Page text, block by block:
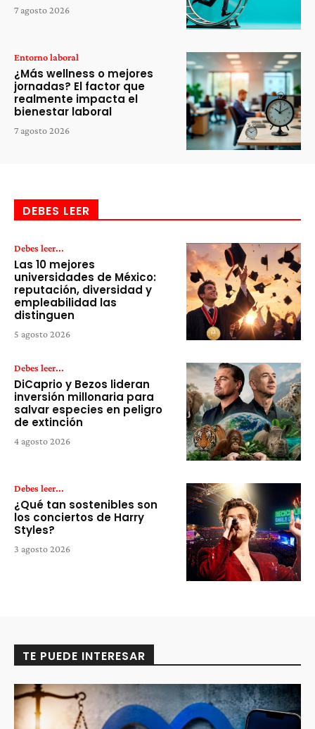
7 agosto 2026
Entorno laboral
¿Más wellness o mejores
jornadas? El factor que
realmente impacta el
bienestar laboral
7 agosto 2026
DEBES LEER
Debes leer...
Las 10 mejores
universidades de México:
reputación, diversidad y
empleabilidad las
distinguen
5 agosto 2026
Debes leer...
DiCaprio y Bezos lideran
inversión millonaria para
salvar especies en peligro
de extinción
4 agosto 2026
Debes leer...
¿Qué tan sostenibles son
los conciertos de Harry
Styles?
3 agosto 2026
TE PUEDE INTERESAR